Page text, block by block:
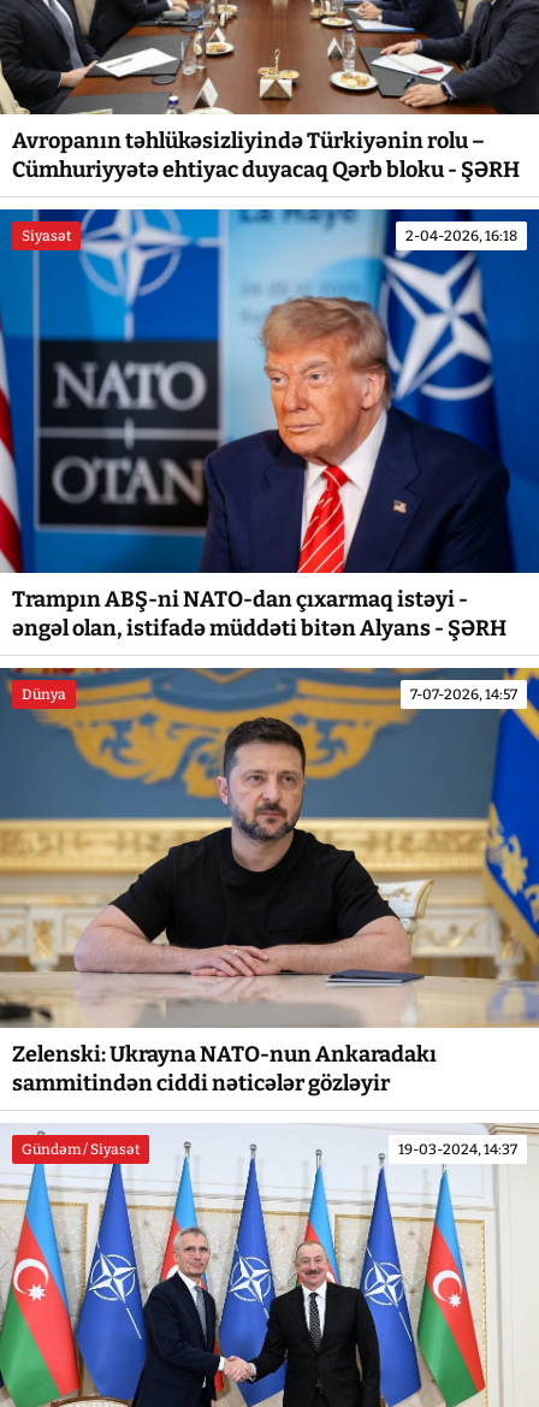
Avropanın təhlükəsizliyində Türkiyənin rolu –
Cümhuriyyətə ehtiyac duyacaq Qərb bloku - ŞƏRH
Siyasət 2-04-2026, 16:18
Trampın ABŞ-ni NATO-dan çıxarmaq istəyi -
əngəl olan, istifadə müddəti bitən Alyans - ŞƏRH
Dünya 7-07-2026, 14:57
Zelenski: Ukrayna NATO-nun Ankaradakı
sammitindən ciddi nəticələr gözləyir
Gündəm / Siyasət 19-03-2024, 14:37